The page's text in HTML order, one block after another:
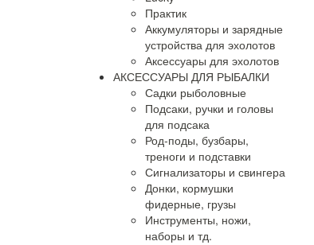
Практик
Аккумуляторы и зарядные
устройства для эхолотов
Аксессуары для эхолотов
АКСЕССУАРЫ ДЛЯ РЫБАЛКИ
Садки рыболовные
Подсаки, ручки и головы
для подсака
Род-поды, бузбары,
треноги и подставки
Сигнализаторы и свингера
Донки, кормушки
фидерные, грузы
Инструменты, ножи,
наборы и тд.